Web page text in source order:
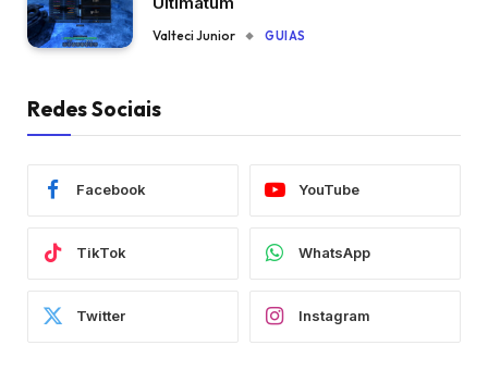
Valteci Junior GUIAS
Redes Sociais
Facebook YouTube
TikTok WhatsApp
Twitter Instagram